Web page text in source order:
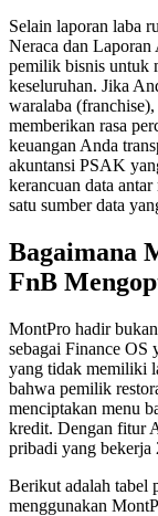
Selain laporan laba
Neraca dan Laporan
pemilik bisnis untuk
keseluruhan. Jika
waralaba
memberikan rasa
keuangan Anda
akuntansi PSAK
kerancuan data
satu sumber data
Bagaimana
FnB
MontPro hadir
sebagai Finance OS
yang tidak memiliki
bahwa pemilik
menciptakan menu
kredit. Dengan fitur
pribadi yang bekerja
Berikut adalah tabel
menggunakan